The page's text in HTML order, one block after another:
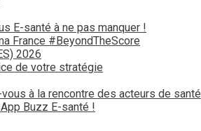
E-santé à ne pas manquer !
France #BeyondTheScore
2026
de votre stratégie
à la rencontre des acteurs de santé
Buzz E-santé !